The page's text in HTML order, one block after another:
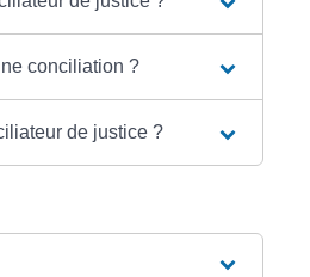
conciliation ?
de justice ?